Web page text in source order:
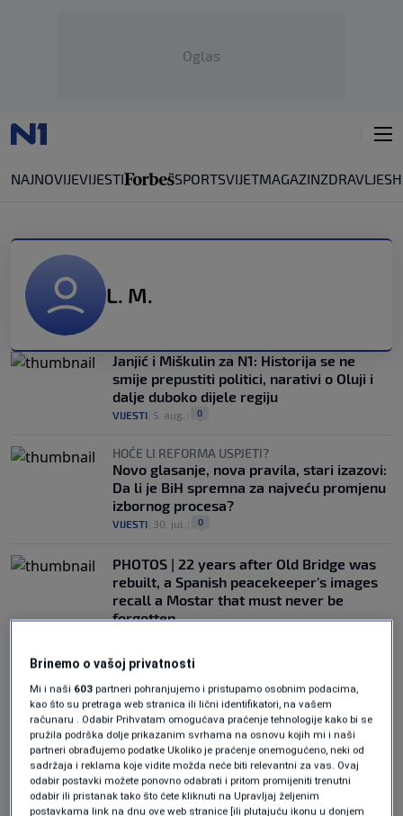
Oglas
NAJNOVIJEVIJESTI SPORTSVIJETMAGAZINZDRAVLJE
L. M.
Janjić i Miškulin za N1: Historija se ne
smije prepustiti politici, narativi o Oluji i
dalje duboko dijele regiju
VIJESTI 5. aug. 0
HOĆE LI REFORMA USPJETI?
Novo glasanje, nova pravila, stari izazovi:
Da li je BiH spremna za najveću promjenu
izbornog procesa?
VIJESTI 30. jul. 0
PHOTOS | 22 years after Old Bridge was
rebuilt, a Spanish peacekeeper’s images
recall a Mostar that must never be
forgotten
Oglas
Brinemo o vašoj privatnosti
Mi i naši 603 partneri pohranjujemo i pristupamo osobnim podacima,
kao što su pretraga web stranica ili lični identifikatori, na vašem
računaru . Odabir Prihvatam omogućava praćenje tehnologije kako bi se
pružila podrška dolje prikazanim svrhama na osnovu kojih mi i naši
partneri obrađujemo podatke Ukoliko je praćenje onemogućeno, neki od
sadržaja i reklama koje vidite možda neće biti relevantni za vas. Ovaj
odabir postavki možete ponovno odabrati i pritom promijeniti trenutni
odabir ili pristanak tako što ćete kliknuti na Upravljaj željenim
postavkama link na dnu ove web stranice [ili plutajuću ikonu u donjem